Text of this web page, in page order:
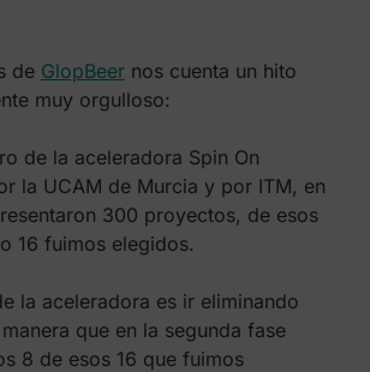
de GlopBeernos cuenta un hito
muy orgulloso:
de la aceleradora Spin On
la UCAM de Murcia y por ITM, en
300 proyectos, de esos
16 fuimos elegidos.
la aceleradora es ir eliminando
que en la segunda fase
8 de esos 16 que fuimos